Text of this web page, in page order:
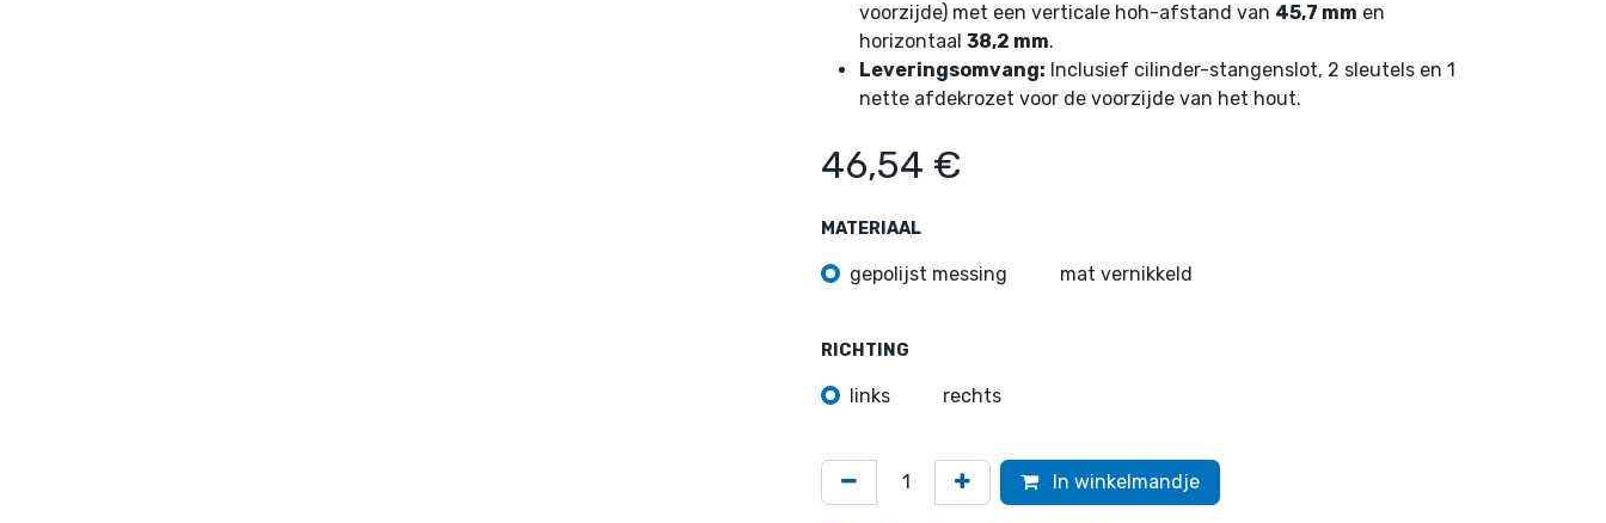
voorzijde) met een verticale hoh-afstand van 45,7 mm en
horizontaal 38,2 mm.
Leveringsomvang: Inclusief cilinder-stangenslot, 2 sleutels en 1
nette afdekrozet voor de voorzijde van het hout.
46,54 €
MATERIAAL
gepolijst messing mat vernikkeld
RICHTING
links rechts
In winkelmandje